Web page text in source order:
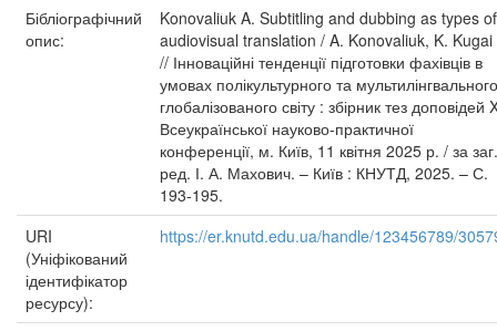
Бібліографічний
опис:
Konovaliuk A. Subtitling and dubbing as types of
audiovisual translation / A. Konovaliuk, K. Kugai
// Інноваційні тенденції підготовки фахівців в
умовах полікультурного та мультилінгвального
глобалізованого світу : збірник тез доповідей
Всеукраїнської науково-практичної
конференції, м. Київ, 11 квітня 2025 р. / за заг.
ред. І. А. Махович. – Київ : КНУТД, 2025. – С.
193-195.
URI
(Уніфікований
ідентифікатор
ресурсу):
https://er.knutd.edu.ua/handle/123456789/